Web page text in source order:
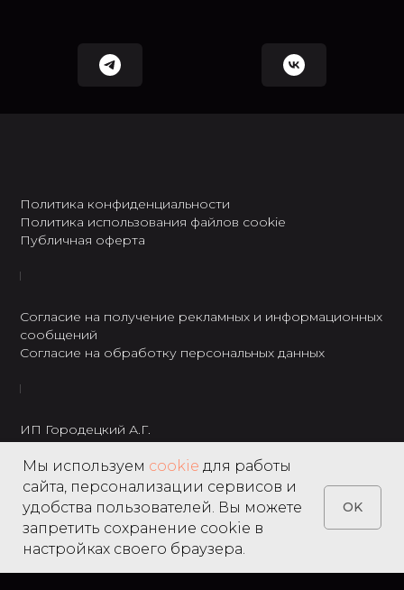
Home Catalog Search
Политика конфиденциальности
Политика использования файлов cookie
Публичная оферта
Согласие на получение рекламных и информационных
сообщений
Согласие на обработку персональных данных
ИП Городецкий А.Г.
ИНН: 237301234120
8 495 122 22 49
Мы используем cookie для работы
сайта, персонализации сервисов и
удобства пользователей. Вы можете
запретить сохранение cookie в
настройках своего браузера.
OK